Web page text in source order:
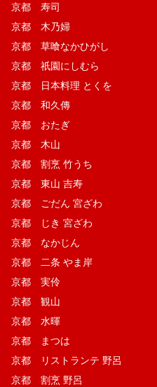
京都 寿司
京都 木乃婦
京都 草喰なかひがし
京都 祇園にしむら
京都 日本料理 とくを
京都 和久傳
京都 おたぎ
京都 木山
京都 割烹 竹うち
京都 東山 吉寿
京都 ごだん 宮ざわ
京都 じき 宮ざわ
京都 なかじん
京都 二条 やま岸
京都 実伶
京都 観山
京都 水暉
京都 まつは
京都 リストランテ 野呂
京都 割烹 野呂